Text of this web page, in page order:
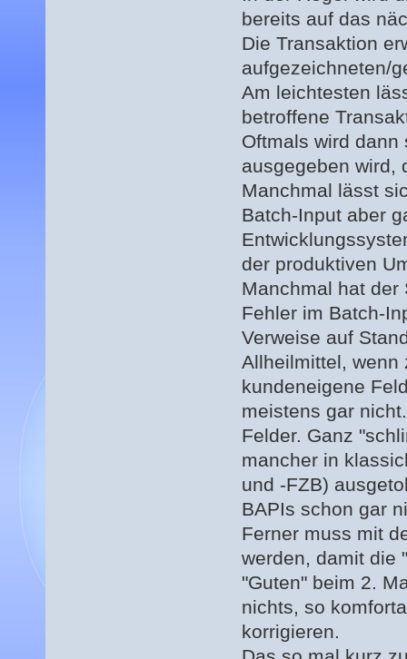
bereits auf das
Die Transaktion
aufgezeichneten/
Am leichtesten
betroffene
Oftmals wird
ausgegeben wird,
Manchmal lässt
Batch-Input aber
der produktiven
Manchmal hat der
Fehler im Batch-
Verweise auf
Allheilmittel, wenn
kundeneigene
meistens gar
Felder. Ganz
mancher in
und -FZB)
BAPIs schon gar
Ferner muss mit
werden, damit die
"Guten" beim 2.
nichts, so
korrigieren.